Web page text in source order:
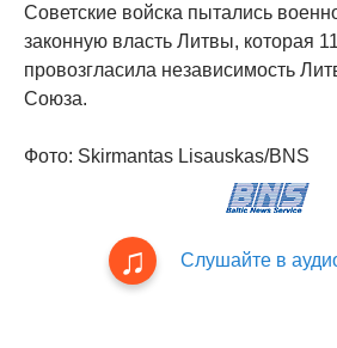
Советские войска пытались
законную власть Литвы, которая
провозгласила независимость
Союза.
Фото: Skirmantas Lisauskas/BNS
Слушайте в